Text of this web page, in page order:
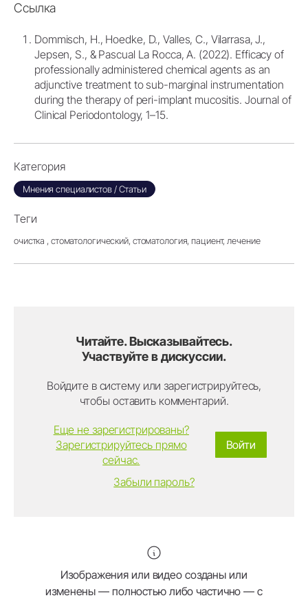
Ссылка
Dommisch, H., Hoedke, D., Valles, C., Vilarrasa, J.,
Jepsen, S., & Pascual La Rocca, A. (2022). Efficacy of
professionally administered chemical agents as an
adjunctive treatment to sub-marginal instrumentation
during the therapy of peri-implant mucositis. Journal of
Clinical Periodontology, 1–15.
Категория
Мнения специалистов / Статьи
Теги
очистка , стоматологический, стоматология, пациент, лечение
Читайте. Высказывайтесь.
Участвуйте в дискуссии.
Войдите в систему или зарегистрируйтесь,
чтобы оставить комментарий.
Войти
Еще не зарегистрированы?
Зарегистрируйтесь прямо
сейчас.
Забыли пароль?
Изображения или видео созданы или
изменены — полностью либо частично — с